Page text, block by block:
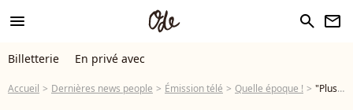
menu search newsletter
Billetterie En privé avec
Accueil Dernières news people Émission télé Quelle époque ! "Plusieurs collections de mauvais goût" : Chez Josiane Balasko, des pièces accueillent des objets peu communs en très grand nombre